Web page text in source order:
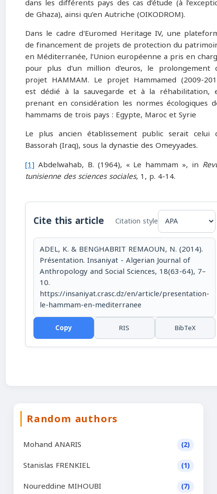
dans les différents pays des cas d’étude (à
de Ghaza), ainsi qu’en Autriche (OIKODROM).
Dans le cadre d'Euromed Heritage IV, une
de financement de projets de protection du
en Méditerranée, l’Union européenne a pris en
pour plus d'un million d'euros, le prolongement
projet HAMMAM. Le projet Hammamed (2009-
est dédié à la sauvegarde et à la réhabilitation,
prenant en considération les normes écologiques
hammams de trois pays : Egypte, Maroc et Syrie
Le plus ancien établissement public serait celui
Bassorah (Iraq), sous la dynastie des Omeyyades.
[1] Abdelwahab, B. (1964), « Le hammam », in
tunisienne des sciences sociales, 1, p. 4-14.
Cite this article Citation style
ADEL, K. & BENGHABRIT REMAOUN, N. (2014).
Présentation. Insaniyat - Algerian Journal of
Anthropology and Social Sciences, 18(63-64), 7–
10.
https://insaniyat.crasc.dz/en/article/presentation-
le-hammam-en-mediterranee
Copy RIS BibTeX
Random authors
Mohand ANARIS (2)
Stanislas FRENKIEL (1)
Noureddine MIHOUBI (7)